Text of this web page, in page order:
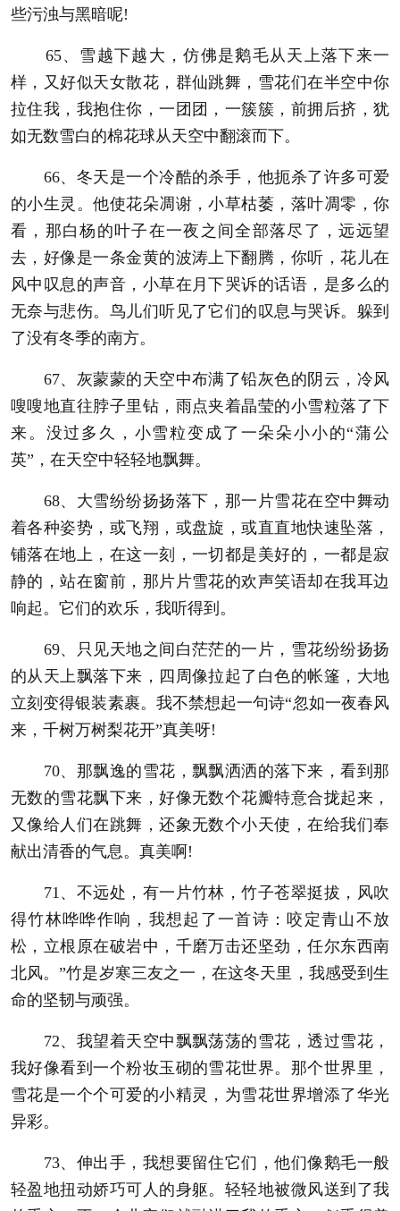
些污浊与黑暗呢!
65、雪越下越大，仿佛是鹅毛从天上落下来一
样，又好似天女散花，群仙跳舞，雪花们在半空中你
拉住我，我抱住你，一团团，一簇簇，前拥后挤，犹
如无数雪白的棉花球从天空中翻滚而下。
66、冬天是一个冷酷的杀手，他扼杀了许多可爱
的小生灵。他使花朵凋谢，小草枯萎，落叶凋零，你
看，那白杨的叶子在一夜之间全部落尽了，远远望
去，好像是一条金黄的波涛上下翻腾，你听，花儿在
风中叹息的声音，小草在月下哭诉的话语，是多么的
无奈与悲伤。鸟儿们听见了它们的叹息与哭诉。躲到
了没有冬季的南方。
67、灰蒙蒙的天空中布满了铅灰色的阴云，冷风
嗖嗖地直往脖子里钻，雨点夹着晶莹的小雪粒落了下
来。没过多久，小雪粒变成了一朵朵小小的“蒲公
英”，在天空中轻轻地飘舞。
68、大雪纷纷扬扬落下，那一片雪花在空中舞动
着各种姿势，或飞翔，或盘旋，或直直地快速坠落，
铺落在地上，在这一刻，一切都是美好的，一都是寂
静的，站在窗前，那片片雪花的欢声笑语却在我耳边
响起。它们的欢乐，我听得到。
69、只见天地之间白茫茫的一片，雪花纷纷扬扬
的从天上飘落下来，四周像拉起了白色的帐篷，大地
立刻变得银装素裹。我不禁想起一句诗“忽如一夜春风
来，千树万树梨花开”真美呀!
70、那飘逸的雪花，飘飘洒洒的落下来，看到那
无数的雪花飘下来，好像无数个花瓣特意合拢起来，
又像给人们在跳舞，还象无数个小天使，在给我们奉
献出清香的气息。真美啊!
71、不远处，有一片竹林，竹子苍翠挺拔，风吹
得竹林哗哗作响，我想起了一首诗：咬定青山不放
松，立根原在破岩中，千磨万击还坚劲，任尔东西南
北风。”竹是岁寒三友之一，在这冬天里，我感受到生
命的坚韧与顽强。
72、我望着天空中飘飘荡荡的雪花，透过雪花，
我好像看到一个粉妆玉砌的雪花世界。那个世界里，
雪花是一个个可爱的小精灵，为雪花世界增添了华光
异彩。
73、伸出手，我想要留住它们，他们像鹅毛一般
轻盈地扭动娇巧可人的身躯。轻轻地被微风送到了我